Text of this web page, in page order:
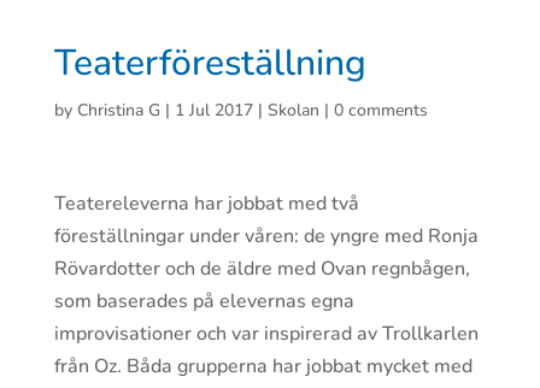
Teaterföreställning
by Christina G | 1 Jul 2017| Skolan | 0 comments
Teatereleverna har jobbat med två
föreställningar under våren: de yngre med Ronja
Rövardotter och de äldre med Ovan regnbågen,
som baserades på elevernas egna
improvisationer och var inspirerad av Trollkarlen
från Oz. Båda grupperna har jobbat mycket med